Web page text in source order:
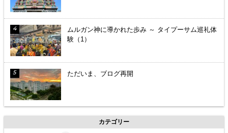
ムルガン神に導かれた歩み ～ タイプーサム巡礼体
験（1）
ただいま、ブログ再開
カテゴリー